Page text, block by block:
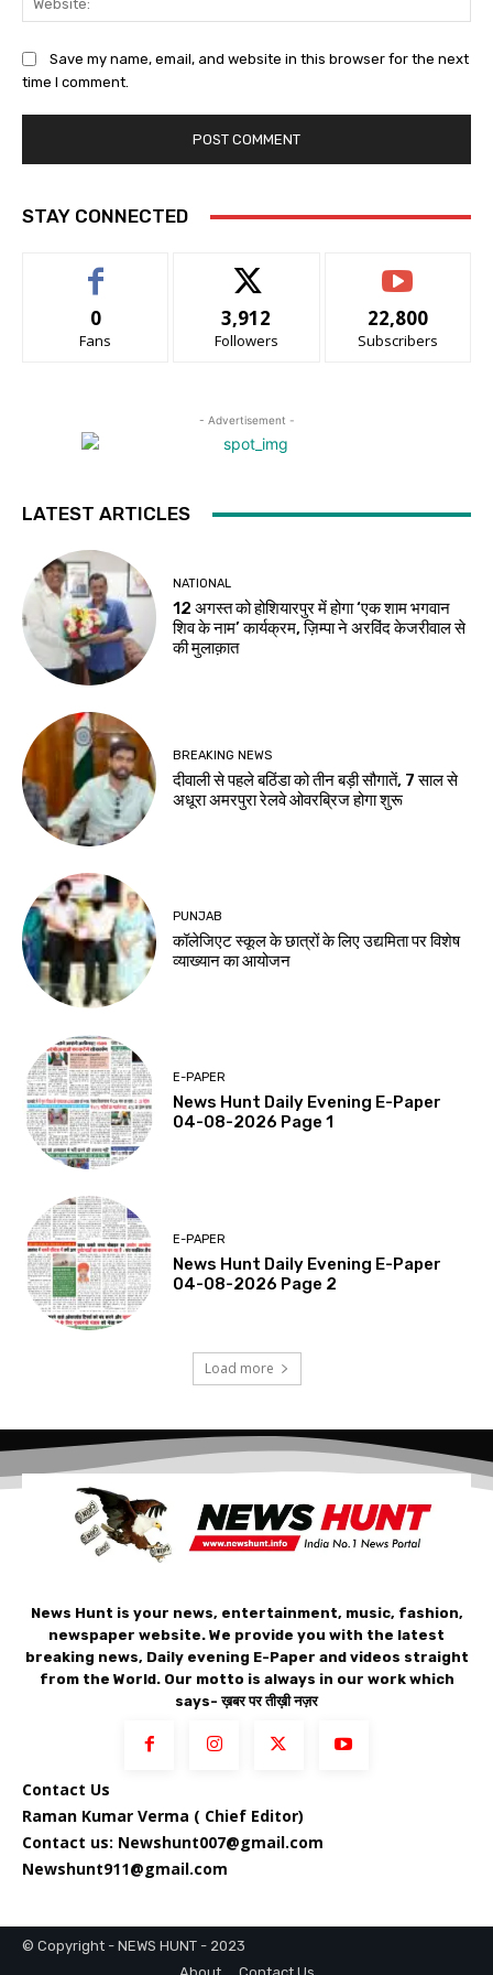
Save my name, email, and website in this browser for the next
time I comment.
STAY CONNECTED
0
Fans
3,912
Followers
22,800
Subscribers
- Advertisement -
LATEST ARTICLES
NATIONAL
12 अगस्त को होशियारपुर में होगा ‘एक शाम भगवान
शिव के नाम’ कार्यक्रम, ज़िम्पा ने अरविंद केजरीवाल से
की मुलाक़ात
BREAKING NEWS
दीवाली से पहले बठिंडा को तीन बड़ी सौगातें, 7 साल से
अधूरा अमरपुरा रेलवे ओवरब्रिज होगा शुरू
PUNJAB
कॉलेजिएट स्कूल के छात्रों के लिए उद्यमिता पर विशेष
व्याख्यान का आयोजन
E-PAPER
News Hunt Daily Evening E-Paper
04-08-2026 Page 1
E-PAPER
News Hunt Daily Evening E-Paper
04-08-2026 Page 2
Load more
News Hunt is your news, entertainment, music, fashion,
newspaper website. We provide you with the latest
breaking news, Daily evening E-Paper and videos straight
from the World. Our motto is always in our work which
says- ख़बर पर तीख़ी नज़र
Contact Us
Raman Kumar Verma ( Chief Editor)
Contact us: Newshunt007@gmail.com
Newshunt911@gmail.com
© Copyright - NEWS HUNT - 2023